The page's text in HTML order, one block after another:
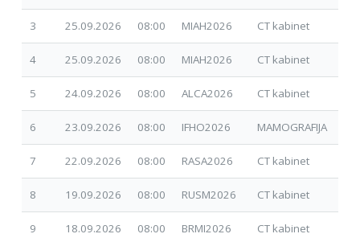
3 25.09.2026 08:00 MIAH2026 CT kabinet
4 25.09.2026 08:00 MIAH2026 CT kabinet
5 24.09.2026 08:00 ALCA2026 CT kabinet
6 23.09.2026 08:00 IFHO2026 MAMOGRAFIJA
7 22.09.2026 08:00 RASA2026 CT kabinet
8 19.09.2026 08:00 RUSM2026 CT kabinet
9 18.09.2026 08:00 BRMI2026 CT kabinet